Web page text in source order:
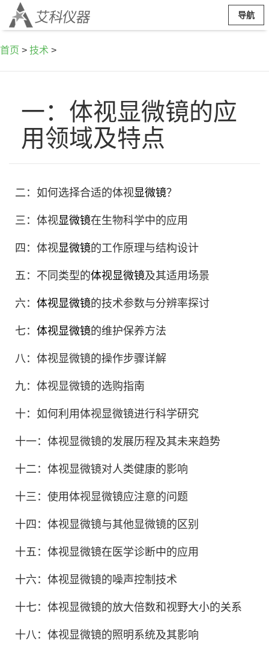
导航
首页 > 技术 >
一：体视显微镜的应
用领域及特点
二：如何选择合适的体视显微镜？
三：体视显微镜在生物科学中的应用
四：体视显微镜的工作原理与结构设计
五：不同类型的体视显微镜及其适用场景
六： 体视显微镜的技术参数与分辨率探讨
七： 体视显微镜的维护保养方法
八：体视显微镜的操作步骤详解
九：体视显微镜的选购指南
十：如何利用体视显微镜进行科学研究
十一：体视显微镜的发展历程及其未来趋势
十二：体视显微镜对人类健康的影响
十三：使用体视显微镜应注意的问题
十四：体视显微镜与其他显微镜的区别
十五：体视显微镜在医学诊断中的应用
十六：体视显微镜的噪声控制技术
十七：体视显微镜的放大倍数和视野大小的关系
十八：体视显微镜的照明系统及其影响